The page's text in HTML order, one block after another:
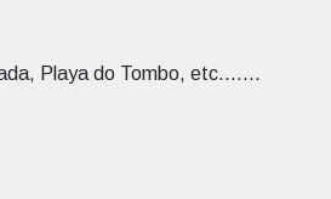
Playa do Tombo, etc.......